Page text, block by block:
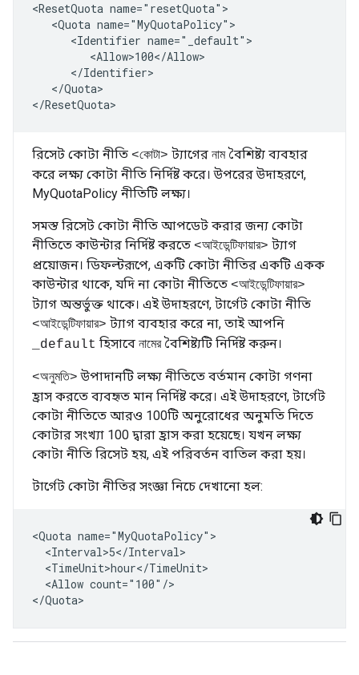
<ResetQuota name="resetQuota">
   <Quota name="MyQuotaPolicy">
      <Identifier name="_default">
         <Allow>100</Allow>
      </Identifier>
   </Quota>
</ResetQuota>
রিসেট কোটা নীতি <কোটা> ট্যাগের নামবৈশিষ্ট্য ব্যবহার
করে লক্ষ্য কোটা নীতি নির্দিষ্ট করে। উপরের উদাহরণে,
MyQuotaPolicy নীতিটি লক্ষ্য।
সমস্ত রিসেট কোটা নীতি আপডেট করার জন্য কোটা
নীতিতে কাউন্টার নির্দিষ্ট করতে <আইডেন্টিফায়ার> ট্যাগ
প্রয়োজন। ডিফল্টরূপে, একটি কোটা নীতির একটি একক
কাউন্টার থাকে, যদি না কোটা নীতিতে <আইডেন্টিফায়ার>
ট্যাগ অন্তর্ভুক্ত থাকে। এই উদাহরণে, টার্গেট কোটা নীতি
<আইডেন্টিফায়ার> ট্যাগ ব্যবহার করে না, তাই আপনি
_default হিসাবে নামেরবৈশিষ্ট্যটি নির্দিষ্ট করুন।
<অনুমতি> উপাদানটি লক্ষ্য নীতিতে বর্তমান কোটা গণনা
হ্রাস করতে ব্যবহৃত মান নির্দিষ্ট করে। এই উদাহরণে, টার্গেট
কোটা নীতিতে আরও 100টি অনুরোধের অনুমতি দিতে
কোটার সংখ্যা 100 দ্বারা হ্রাস করা হয়েছে। যখন লক্ষ্য
কোটা নীতি রিসেট হয়, এই পরিবর্তন বাতিল করা হয়।
টার্গেট কোটা নীতির সংজ্ঞা নিচে দেখানো হল:
<Quota name="MyQuotaPolicy">
  <Interval>5</Interval>
  <TimeUnit>hour</TimeUnit>
  <Allow count="100"/>
</Quota>